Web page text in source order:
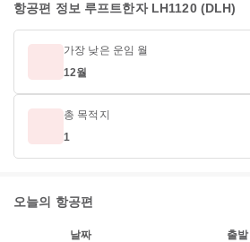
항공편 정보 루프트한자 LH1120 (DLH)
가장 낮은 운임 월
12월
총 목적지
1
오늘의 항공편
날짜 출발